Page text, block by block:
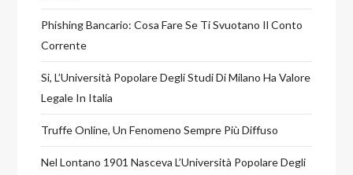
Phishing Bancario: Cosa Fare Se Ti Svuotano Il Conto
Corrente
Si, L’Università Popolare Degli Studi Di Milano Ha Valore
Legale In Italia
Truffe Online, Un Fenomeno Sempre Più Diffuso
Nel Lontano 1901 Nasceva L’Università Popolare Degli